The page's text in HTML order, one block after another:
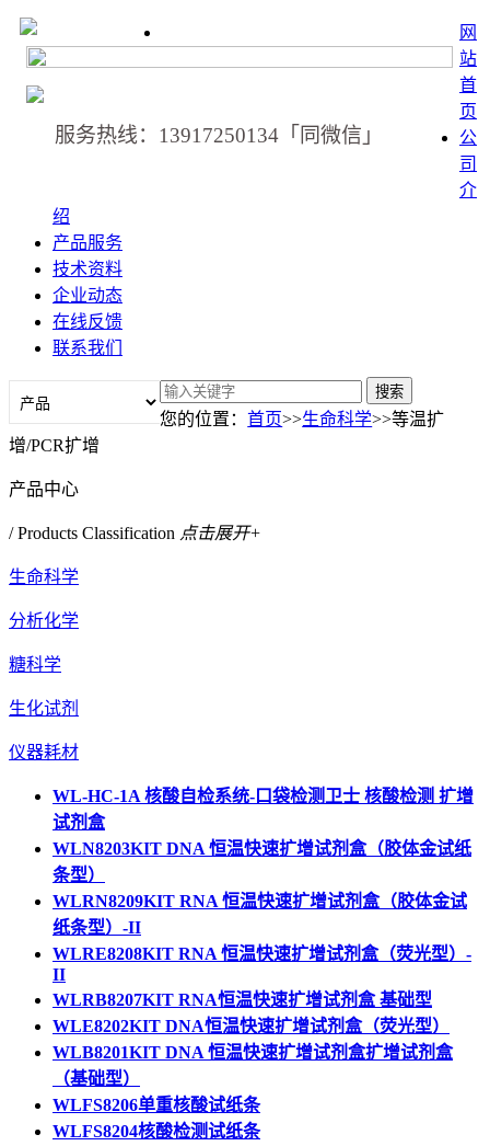
服务热线：13917250134「同微信」
网
站
首
页
公
司
介
绍
产品服务
技术资料
企业动态
在线反馈
联系我们
您的位置：首页>>生命科学>>等温扩
增/PCR扩增
产品中心
/ Products Classification 点击展开+
生命科学
分析化学
糖科学
生化试剂
仪器耗材
WL-HC-1A 核酸自检系统-口袋检测卫士 核酸检测 扩增
试剂盒
WLN8203KIT DNA 恒温快速扩增试剂盒（胶体金试纸
条型）
WLRN8209KIT RNA 恒温快速扩增试剂盒（胶体金试
纸条型）-II
WLRE8208KIT RNA 恒温快速扩增试剂盒（荧光型）-
II
WLRB8207KIT RNA恒温快速扩增试剂盒 基础型
WLE8202KIT DNA恒温快速扩增试剂盒（荧光型）
WLB8201KIT DNA 恒温快速扩增试剂盒扩增试剂盒
（基础型）
WLFS8206单重核酸试纸条
WLFS8204核酸检测试纸条